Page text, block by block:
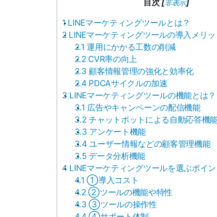
目次 [非表示]
1LINEマーケティングツールとは？
2 LINEマーケティングツールの導入メリッ
2.1 運用にかかる工数の削減
2.2 CVR率の向上
2.3 顧客情報管理の強化と効率化
2.4 PDCAサイクルの加速
3 LINEマーケティングツールの機能とは？
3.1 広告やキャンペーンの配信機能
3.2 チャットボットによる自動応答機
3.3 アンケート機能
3.4 ユーザー情報などの顧客管理機能
3.5データ分析機能
4 LINEマーケティングツールを選ぶポイン
4.1 ①導入コスト
4.2 ②ツールの機能や特性
4.3 ③ツールの操作性